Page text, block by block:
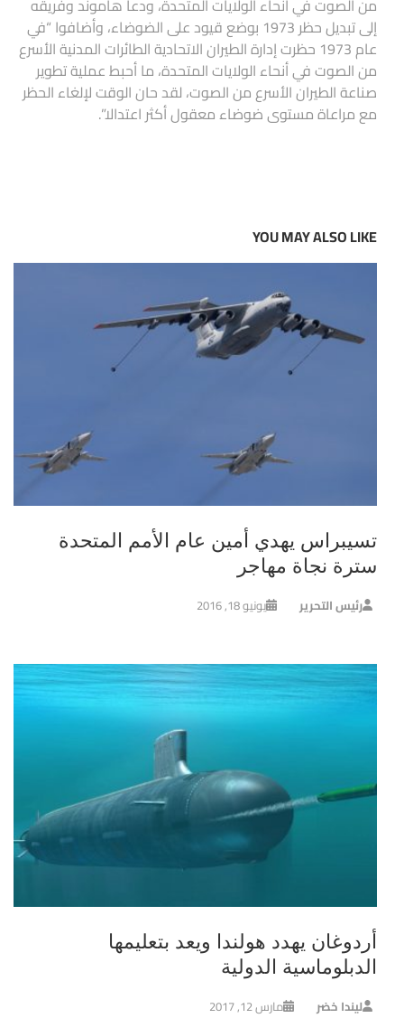
من الصوت في أنحاء الولايات المتحدة، ودعا هاموند وفريقه
إلى تبديل حظر 1973 بوضع قيود على الضوضاء، وأضافوا “في
عام 1973 حظرت إدارة الطيران الاتحادية الطائرات المدنية الأسرع
من الصوت في أنحاء الولايات المتحدة، ما أحبط عملية تطوير
صناعة الطيران الأسرع من الصوت، لقد حان الوقت لإلغاء الحظر
مع مراعاة مستوى ضوضاء معقول أكثر اعتدالا”.
YOU MAY ALSO LIKE
تسيبراس يهدي أمين عام الأمم المتحدة
سترة نجاة مهاجر
رئيس التحرير يونيو 18, 2016
أردوغان يهدد هولندا ويعد بتعليمها
الدبلوماسية الدولية
ليندا خضر مارس 12, 2017